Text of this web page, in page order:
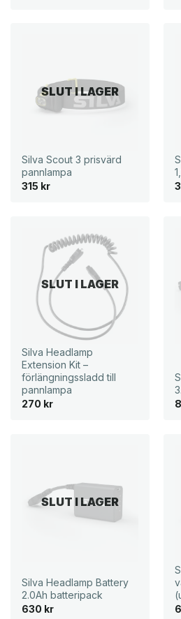
SLUT I LAGER
Silva Scout 3 prisvärd
pannlampa
315 kr
SLUT I LAGER
Silva Headlamp
Extension Kit –
förlängningssladd till
pannlampa
270 kr
SLUT I LAGER
Silva Headlamp Battery
2.0Ah batteripack
630 kr